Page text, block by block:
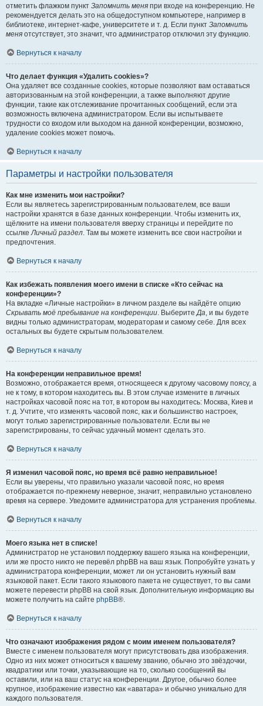
отметить флажком пункт Запомнить меня при входе на конференцию. Не
рекомендуется делать это на общедоступном компьютере, например в
библиотеке, интернет-кафе, университете и т. д. Если пункт Запомнить
меня отсутствует, это значит, что администратор отключил эту функцию.
Вернуться к началу
Что делает функция «Удалить cookies»?
Она удаляет все созданные cookies, которые позволяют вам оставаться
авторизованным на этой конференции, а также выполняют другие
функции, такие как отслеживание прочитанных сообщений, если эта
возможность включена администратором. Если вы испытываете
трудности со входом или выходом на данной конференции, возможно,
удаление cookies может помочь.
Вернуться к началу
Параметры и настройки пользователя
Как мне изменить мои настройки?
Если вы являетесь зарегистрированным пользователем, все ваши
настройки хранятся в базе данных конференции. Чтобы изменить их,
щёлкните на имени пользователя вверху страницы и перейдите по
ссылкеЛичный раздел. Там вы можете изменить все свои настройки и
предпочтения.
Вернуться к началу
Как избежать появления моего имени в списке «Кто сейчас на
конференции»?
На вкладке «Личные настройки» в личном разделе вы найдёте опцию
Скрывать моё пребывание на конференции. ВыберитеДа, и вы будете
видны только администраторам, модераторам и самому себе. Для всех
остальных вы будете скрытым пользователем.
Вернуться к началу
На конференции неправильное время!
Возможно, отображается время, относящееся к другому часовому поясу, а
не к тому, в котором находитесь вы. В этом случае измените в личных
настройках часовой пояс на тот, в котором вы находитесь: Москва, Киев и
т. д. Учтите, что изменять часовой пояс, как и большинство настроек,
могут только зарегистрированные пользователи. Если вы не
зарегистрированы, то сейчас удачный момент сделать это.
Вернуться к началу
Я изменил часовой пояс, но время всё равно неправильное!
Если вы уверены, что правильно указали часовой пояс, но время
отображается по-прежнему неверное, значит, неправильно установлено
время на сервере. Уведомите администратора для устранения проблемы.
Вернуться к началу
Моего языка нет в списке!
Администратор не установил поддержку вашего языка на конференции,
или же просто никто не перевёл phpBB на ваш язык. Попробуйте узнать у
администратора конференции, может ли он установить нужный вам
языковой пакет. Если такого языкового пакета не существует, то вы сами
можете перевести phpBB на свой язык. Дополнительную информацию вы
можете получить на сайте phpBB®.
Вернуться к началу
Что означают изображения рядом с моим именем пользователя?
Вместе с именем пользователя могут присутствовать два изображения.
Одно из них может относиться к вашему званию, обычно это звёздочки,
квадратики или точки, указывающие на то, сколько сообщений вы
оставили, или на ваш статус на конференции. Другое, обычно более
крупное, изображение известно как «аватара» и обычно уникально для
каждого пользователя.